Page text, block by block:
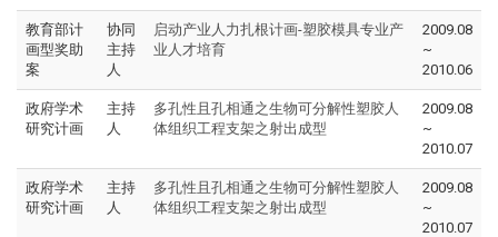
教育部计
画型奖助
案
协同
主持
人
启动产业人力扎根计画-塑胶模具专业产
业人才培育
2009.08
~
2010.06
政府学术
研究计画
主持
人
多孔性且孔相通之生物可分解性塑胶人
体组织工程支架之射出成型
2009.08
~
2010.07
政府学术
研究计画
主持
人
多孔性且孔相通之生物可分解性塑胶人
体组织工程支架之射出成型
2009.08
~
2010.07